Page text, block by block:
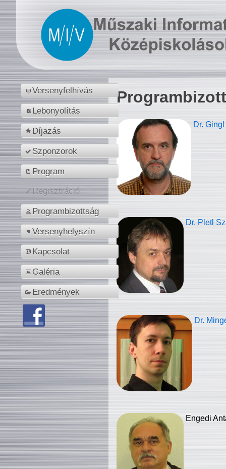
Versenyfelhívás
Lebonyolítás
Díjazás
Szponzorok
Program
Regisztráció
Programbizottság
Versenyhelyszín
Kapcsolat
Galéria
Eredmények
Dr.
Dr. Pletl
Dr.
Engedi